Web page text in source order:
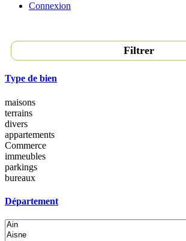
Connexion
Filtrer
Type de bien
maisons
terrains
divers
appartements
Commerce
immeubles
parkings
bureaux
Département